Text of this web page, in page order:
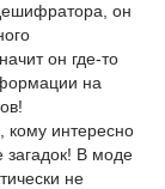
он
он где-то
на
кому интересно
загадок! В моде
не